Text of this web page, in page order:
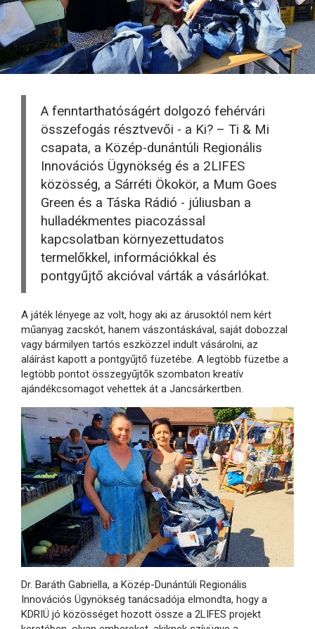
A fenntarthatóságért dolgozó fehérvári
összefogás résztvevői - a Ki? – Ti & Mi
csapata, a Közép-dunántúli Regionális
Innovációs Ügynökség és a 2LIFES
közösség, a Sárréti Ökokör, a Mum Goes
Green és a Táska Rádió - júliusban a
hulladékmentes piacozással
kapcsolatban környezettudatos
termelőkkel, információkkal és
pontgyűjtő akcióval várták a vásárlókat.
A játék lényege az volt, hogy aki az árusoktól nem kért
műanyag zacskót, hanem vászontáskával, saját dobozzal
vagy bármilyen tartós eszközzel indult vásárolni, az
aláírást kapott a pontgyűjtő füzetébe. A legtöbb füzetbe a
legtöbb pontot összegyűjtők szombaton kreatív
ajándékcsomagot vehettek át a Jancsárkertben.
Dr. Baráth Gabriella, a Közép-Dunántúli Regionális
Innovációs Ügynökség tanácsadója elmondta, hogy a
KDRIÜ jó közösséget hozott össze a 2LIFES projekt